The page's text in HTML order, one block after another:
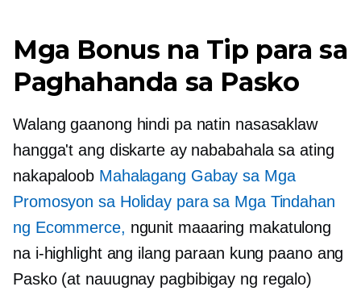
Mga Bonus na Tip para sa
Paghahanda sa Pasko
Walang gaanong hindi pa natin nasasaklaw
hangga't ang diskarte ay nababahala sa ating
nakapaloob Mahalagang Gabay sa Mga
Promosyon sa Holiday para sa Mga Tindahan
ng Ecommerce, ngunit maaaring makatulong
na i-highlight ang ilang paraan kung paano ang
Pasko (at nauugnay pagbibigay ng regalo)